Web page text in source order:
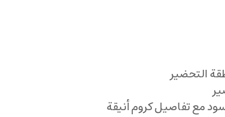
التحضير
مع تفاصيل كروم أنيقة